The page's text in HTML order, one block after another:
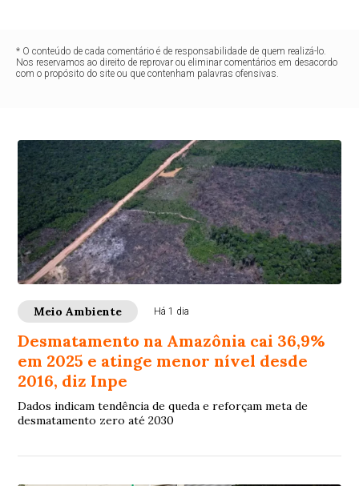
* O conteúdo de cada comentário é de responsabilidade de quem realizá-lo.
Nos reservamos ao direito de reprovar ou eliminar comentários em desacordo
com o propósito do site ou que contenham palavras ofensivas.
Meio Ambiente Há 1 dia
Desmatamento na Amazônia cai 36,9%
em 2025 e atinge menor nível desde
2016, diz Inpe
Dados indicam tendência de queda e reforçam meta de
desmatamento zero até 2030